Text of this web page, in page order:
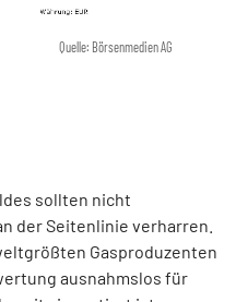
Quelle: Börsenmedien AG
sollten nicht
der Seitenlinie verharren.
Gasproduzenten
ausnahmslos für